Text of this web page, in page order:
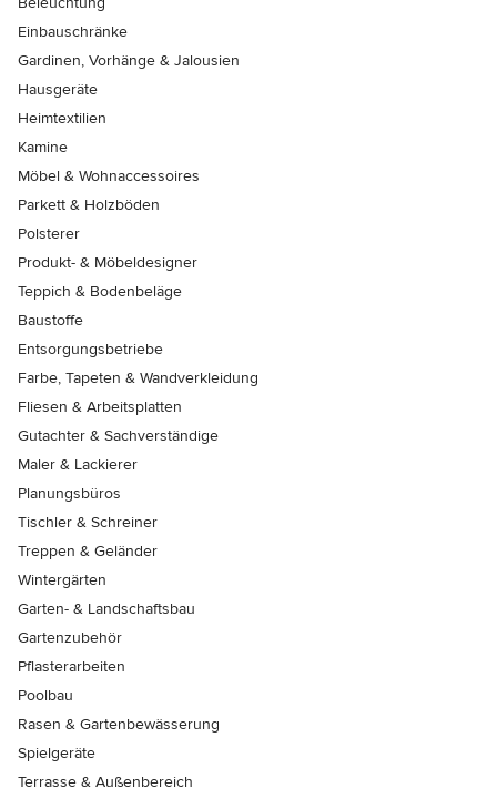
Einbauschränke
Gardinen, Vorhänge & Jalousien
Hausgeräte
Heimtextilien
Kamine
Möbel & Wohnaccessoires
Parkett & Holzböden
Polsterer
Produkt- & Möbeldesigner
Teppich & Bodenbeläge
Baustoffe
Entsorgungsbetriebe
Farbe, Tapeten & Wandverkleidung
Fliesen & Arbeitsplatten
Gutachter & Sachverständige
Maler & Lackierer
Planungsbüros
Tischler & Schreiner
Treppen & Geländer
Wintergärten
Garten- & Landschaftsbau
Gartenzubehör
Pflasterarbeiten
Poolbau
Rasen & Gartenbewässerung
Spielgeräte
Terrasse & Außenbereich